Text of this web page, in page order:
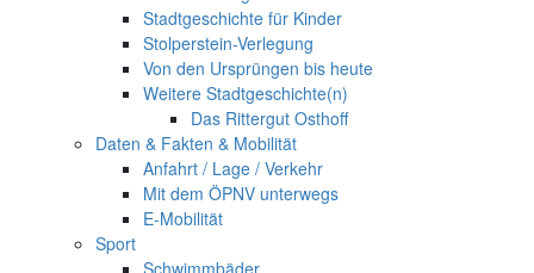
Stadtgeschichte für Kinder
Stolperstein-Verlegung
Von den Ursprüngen bis heute
Weitere Stadtgeschichte(n)
Das Rittergut Osthoff
Daten & Fakten & Mobilität
Anfahrt / Lage / Verkehr
Mit dem ÖPNV unterwegs
E-Mobilität
Sport